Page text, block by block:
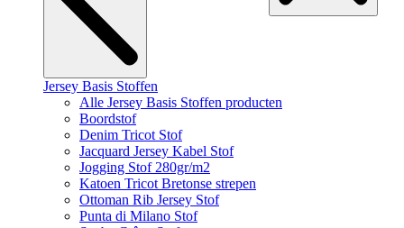
Jersey Basis Stoffen
Alle Jersey Basis Stoffen producten
Boordstof
Denim Tricot Stof
Jacquard Jersey Kabel Stof
Jogging Stof 280gr/m2
Katoen Tricot Bretonse strepen
Ottoman Rib Jersey Stof
Punta di Milano Stof